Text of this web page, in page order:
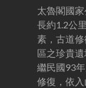
安
全
第
一
首
選
太魯閣國
長約1.2公
素，古道
區之珍貴
繼民國93
修復， 依